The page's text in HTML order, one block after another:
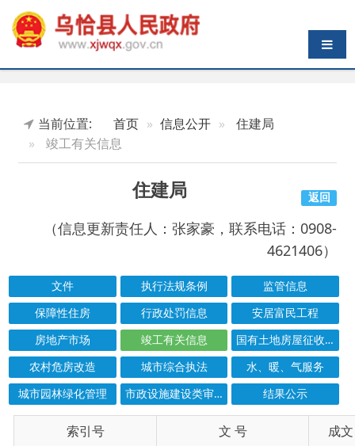
导航切换
竣工有关信息
住建局
（信息更新责任人：张家豪，联系电话：0908-
4621406）
监管信息
保障性住房
行政处罚信息
安居富民工程
房地产市场
竣工有关信息
国有土地房屋征收与补偿
农村危房改造
城市综合执法
水、暖、气服务
城市园林绿化管理
市政设施建设类审批 结果公示
索引号 信息标题 文 号 成文日期
wqxrmzf00/2026-00915 乌恰县自来水厂水源前端管网改扩建建设
2026-07-10
乌恰县月牙泉商务酒店维修改造项目竣工
2026-07-06